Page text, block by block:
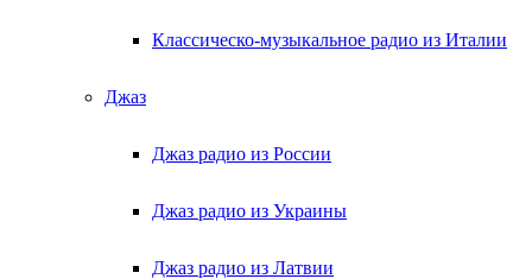
Классическо-музыкальное радио из Италии
Джаз
Джаз радио из России
Джаз радио из Украины
Джаз радио из Латвии